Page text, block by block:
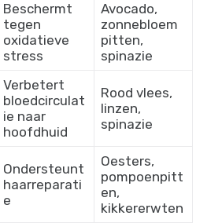
Beschermt
tegen
oxidatieve
stress
Avocado,
zonnebloem
pitten,
spinazie
Verbetert
bloedcirculat
ie naar
hoofdhuid
Rood vlees,
linzen,
spinazie
Ondersteunt
haarreparati
e
Oesters,
pompoenpitt
en,
kikkererwten